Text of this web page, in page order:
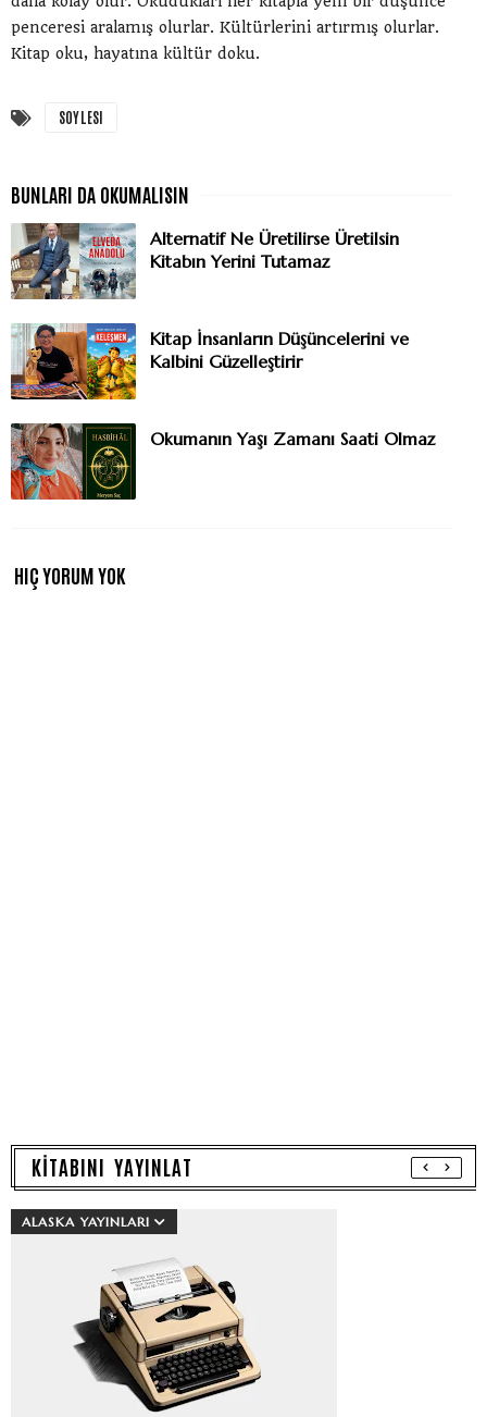
penceresi aralamış olurlar. Kültürlerini artırmış olurlar.
Kitap oku, hayatına kültür doku.
SOYLESI
Alternatif Ne Üretilirse Üretilsin
Kitabın Yerini Tutamaz
Kitap İnsanların Düşüncelerini ve
Kalbini Güzelleştirir
Okumanın Yaşı Zamanı Saati Olmaz
HIÇ YORUM YOK
KİTABINI YAYINLAT
ALASKA YAYINLARI